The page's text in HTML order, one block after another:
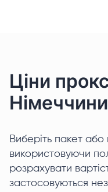
Ціни
Німеччини
Виберіть пакет або
використовуючи
розрахувати
застосовуються